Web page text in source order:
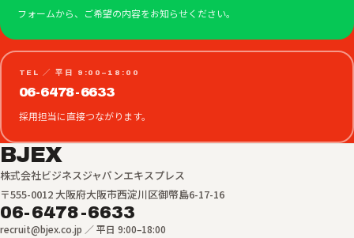
フォームから、ご希望の内容をお知らせください。
TEL ／ 平日 9:00–18:00
06-6478-6633
採用担当に直接つながります。
BJEX
株式会社ビジネスジャパンエキスプレス
〒555-0012 大阪府大阪市西淀川区御幣島6-17-16
06-6478-6633
recruit@bjex.co.jp ／ 平日 9:00–18:00